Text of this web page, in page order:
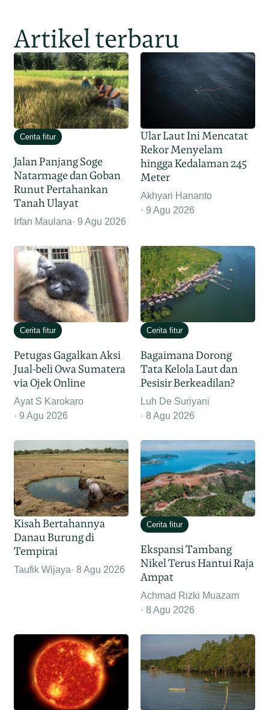
Artikel terbaru
Cerita fitur
Jalan Panjang Soge
Natarmage dan Goban
Runut Pertahankan
Tanah Ulayat
Irfan Maulana 9 Agu 2026
Ular Laut Ini Mencatat
Rekor Menyelam
hingga Kedalaman 245
Meter
Akhyari Hananto
9 Agu 2026
Cerita fitur
Petugas Gagalkan Aksi
Jual-beli Owa Sumatera
via Ojek Online
Ayat S Karokaro
9 Agu 2026
Cerita fitur
Bagaimana Dorong
Tata Kelola Laut dan
Pesisir Berkeadilan?
Luh De Suriyani
8 Agu 2026
Kisah Bertahannya
Danau Burung di
Tempirai
Taufik Wijaya 8 Agu 2026
Cerita fitur
Ekspansi Tambang
Nikel Terus Hantui Raja
Ampat
Achmad Rizki Muazam
8 Agu 2026